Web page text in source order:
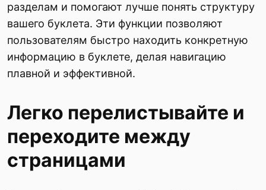
разделам и помогают лучше понять структуру
вашего буклета. Эти функции позволяют
пользователям быстро находить конкретную
информацию в буклете, делая навигацию
плавной и эффективной.
Легко перелистывайте и
переходите между
страницами